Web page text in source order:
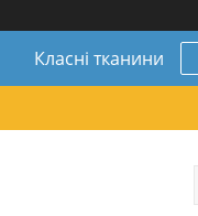
Класні тканини